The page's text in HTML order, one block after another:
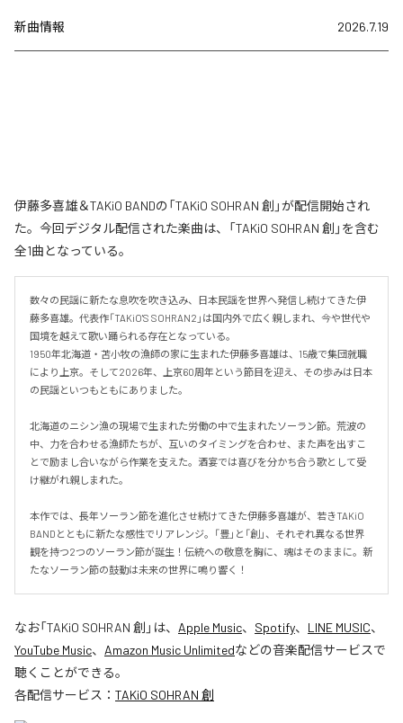
新曲情報 2026.7.19
伊藤多喜雄＆TAKiO BANDの「TAKiO SOHRAN 創」が配信開始され
た。今回デジタル配信された楽曲は、「TAKiO SOHRAN 創」を含む
全1曲となっている。
数々の民謡に新たな息吹を吹き込み、日本民謡を世界へ発信し続けてきた伊
藤多喜雄。代表作「TAKiO'S SOHRAN2」は国内外で広く親しまれ、今や世代や
国境を越えて歌い踊られる存在となっている。
1950年北海道・苫小牧の漁師の家に生まれた伊藤多喜雄は、15歳で集団就職
により上京。そして2026年、上京60周年という節目を迎え、その歩みは日本
の民謡といつもともにありました。
北海道のニシン漁の現場で生まれた労働の中で生まれたソーラン節。荒波の
中、力を合わせる漁師たちが、互いのタイミングを合わせ、また声を出すこ
とで励まし合いながら作業を支えた。酒宴では喜びを分かち合う歌として受
け継がれ親しまれた。
本作では、長年ソーラン節を進化させ続けてきた伊藤多喜雄が、若きTAKiO
BANDとともに新たな感性でリアレンジ。「豊」と「創」、それぞれ異なる世界
観を持つ2つのソーラン節が誕生！伝統への敬意を胸に、魂はそのままに。新
たなソーラン節の鼓動は未来の世界に鳴り響く！
なお「TAKiO SOHRAN 創 」は、 Apple Music、 Spotify、 LINE MUSIC、
YouTube Music、 Amazon Music Unlimitedなどの音楽配信サービスで
聴くことができる。
各配信サービス： TAKiO SOHRAN 創